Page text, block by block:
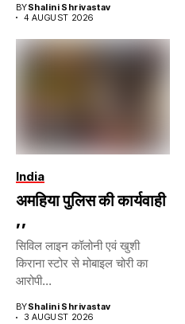
BYShalini Shrivastav
4 AUGUST 2026
India
अमहिया पुलिस की कार्यवाही
,,
सिविल लाइन कॉलोनी एवं खुशी
किराना स्टोर से मोबाइल चोरी का
आरोपी...
BYShalini Shrivastav
3 AUGUST 2026